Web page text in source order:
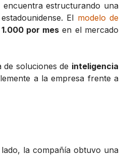
estructurando una
El modelo de
1.000 por mes en el mercado
de soluciones de inteligencia
a la empresa frente a
la compañía obtuvo una